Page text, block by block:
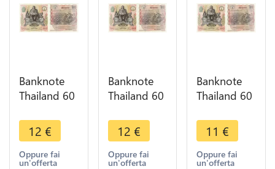
Banknote
Thailand 60
IX1987
UNC ->
Make offer
12 €
Oppure fai
un'offerta
Banknote
Thailand 60
IX1987
UNC ->
Make offer
12 €
Oppure fai
un'offerta
Banknote
Thailand 60
IX1987
UNC ->
Make offer
11 €
Oppure fai
un'offerta